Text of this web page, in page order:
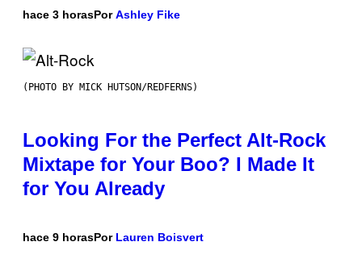
hace 3 horasPorAshley Fike
(PHOTO BY MICK HUTSON/REDFERNS)
Looking For the Perfect Alt-Rock
Mixtape for Your Boo? I Made It
for You Already
hace 9 horasPor Lauren Boisvert